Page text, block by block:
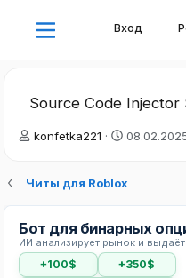
Вход
Source Code Injector
А
о
е
м
ы
konfetka221
Д
а
ч
а
л
Читы для Roblox
Бот для бинарных
ИИ анализирует рынок и
+100$
+350$